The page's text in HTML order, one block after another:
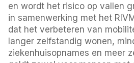
en wordt het risico op vallen
in samenwerking met het
dat het verbeteren van
langer zelfstandig wonen,
ziekenhuisopnames en meer